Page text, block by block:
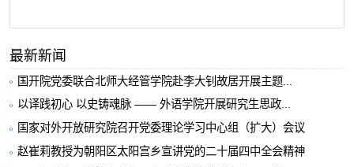
最新新闻
国开院党委联合北师大经管学院赴李大钊故居开展主题...
以译践初心 以史铸魂脉 —— 外语学院开展研究生思政...
国家对外开放研究院召开党委理论学习中心组（扩大）会议
赵崔莉教授为朝阳区太阳宫乡宣讲党的二十届四中全会精神